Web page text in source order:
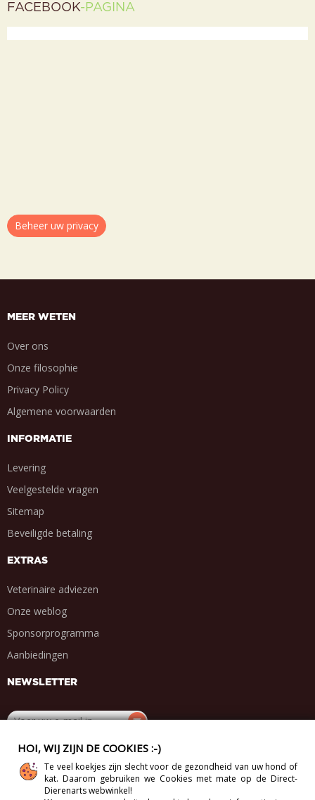
FACEBOOK-PAGINA
Beheer uw privacy
MEER WETEN
Over ons
Onze filosophie
Privacy Policy
Algemene voorwaarden
INFORMATIE
Levering
Veelgestelde vragen
Sitemap
Beveiligde betaling
EXTRAS
Veterinaire adviezen
Onze weblog
Sponsorprogramma
Aanbiedingen
NEWSLETTER
DEEL MET VRIENDEN
. . . .
HOI, WIJ ZIJN DE COOKIES :-)
Te veel koekjes zijn slecht voor de gezondheid van uw hond of
kat. Daarom gebruiken we Cookies met mate op de Direct-
Dierenarts webwinkel!